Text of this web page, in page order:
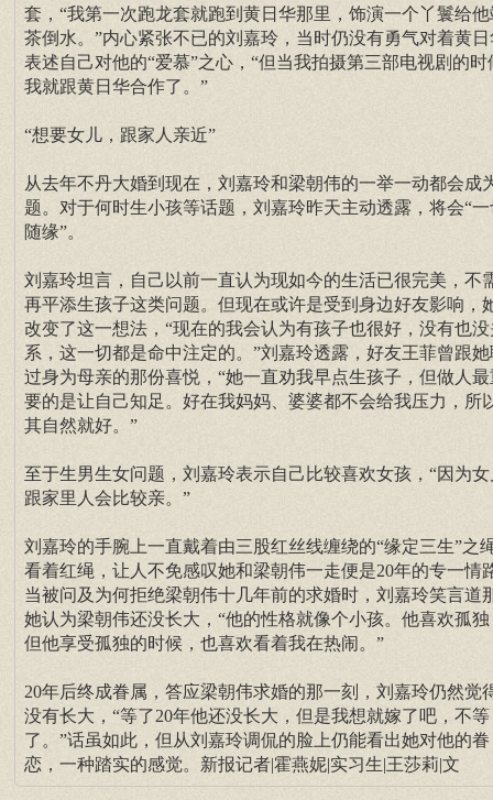
套，“我第一次跑龙套就跑到黄日华那里，饰演一个丫鬟给他
茶倒水。”内心紧张不已的刘嘉玲，当时仍没有勇气对着黄日
表述自己对他的“爱慕”之心，“但当我拍摄第三部电视剧的时
我就跟黄日华合作了。”
“想要女儿，跟家人亲近”
从去年不丹大婚到现在，刘嘉玲和梁朝伟的一举一动都会成
题。对于何时生小孩等话题，刘嘉玲昨天主动透露，将会“一
随缘”。
刘嘉玲坦言，自己以前一直认为现如今的生活已很完美，不
再平添生孩子这类问题。但现在或许是受到身边好友影响，
改变了这一想法，“现在的我会认为有孩子也很好，没有也没
系，这一切都是命中注定的。”刘嘉玲透露，好友王菲曾跟她
过身为母亲的那份喜悦，“她一直劝我早点生孩子，但做人最
要的是让自己知足。好在我妈妈、婆婆都不会给我压力，所
其自然就好。”
至于生男生女问题，刘嘉玲表示自己比较喜欢女孩，“因为女
跟家里人会比较亲。”
刘嘉玲的手腕上一直戴着由三股红丝线缠绕的“缘定三生”之
看着红绳，让人不免感叹她和梁朝伟一走便是20年的专一情
当被问及为何拒绝梁朝伟十几年前的求婚时，刘嘉玲笑言道
她认为梁朝伟还没长大，“他的性格就像个小孩。他喜欢孤独
但他享受孤独的时候，也喜欢看着我在热闹。”
20年后终成眷属，答应梁朝伟求婚的那一刻，刘嘉玲仍然觉
没有长大，“等了20年他还没长大，但是我想就嫁了吧，不等
了。”话虽如此，但从刘嘉玲调侃的脸上仍能看出她对他的眷
恋，一种踏实的感觉。新报记者|霍燕妮|实习生|王莎莉|文